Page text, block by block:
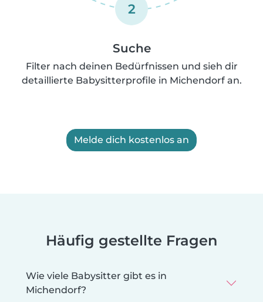
2
Suche
Filter nach deinen Bedürfnissen und sieh dir
detaillierte Babysitterprofile in Michendorf an.
Melde dich kostenlos an
Häufig gestellte Fragen
Wie viele Babysitter gibt es in
Michendorf?